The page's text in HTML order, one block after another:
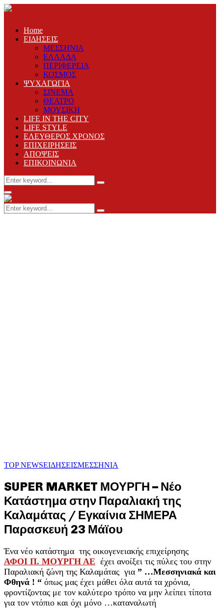
Home
ΕΙΔΗΣΕΙΣ
ΜΕΣΣΗΝΙΑ
ΕΛΛΑΔΑ
ΠΕΡΙΦΕΡΕΙΑ
ΚΟΣΜΟΣ
ΨΥΧΑΓΩΓΙΑ
ΣΙΝΕΜΑ
ΘΕΑΤΡΟ
ΜΟΥΣΙΚΗ
LIFE IN THE CITY
LIFE STYLE
ΕΛΕΥΘΕΡΟΣ ΧΡΟΝΟΣ
ΕΠΙΧΕΙΡΗΣΕΙΣ
ΑΠΟΨΕΙΣ
ΕΠΙΚΟΙΝΩΝΙΑ
Search
for:
Search
Primary
Menu
Search
for:
Search
TOP NEWSΕΙΔΗΣΕΙΣΜΕΣΣΗΝΙΑ
SUPER MARKET ΜΟΥΡΓΗ – Νέο
Κατάστημα στην Παραλιακή της
Καλαμάτας / Εγκαίνια ΣΗΜΕΡΑ
Παρασκευή 23 Μάϊου
Ένα νέο κατάστημα της οικογενειακής επιχείρησης
ΑΦΟΙ Π. ΜΟΥΡΓΗ ΑΕ έχει ανοίξει τις πύλες του στην
Παραλιακή ζώνη της Καλαμάτας για ” …Μεσσηνιακά και
Φθηνά ! “ όπως μας έχει μάθει όλα αυτά τα χρόνια,
φροντίζοντας με τον καλύτερο τρόπο να μην λείπει τίποτα
για τον ντόπιο και όχι μόνο …καταναλωτή